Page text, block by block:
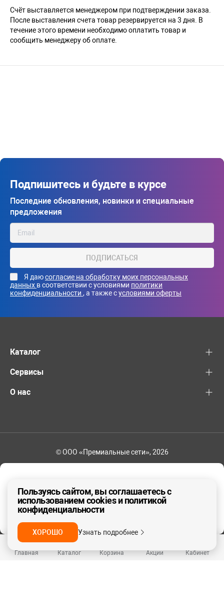
Главная Каталог Корзина Акции Кабинет
ДА, ВЕРНО
Счёт выставляется менеджером при подтверждении заказа.
После выставления счета товар резервируется на 3 дня. В
течение этого времени необходимо оплатить товар и
сообщить менеджеру об оплате.
Подпишитесь и будьте в курсе
Последние обновления, новинки и специальные
предложения
ПОДПИСАТЬСЯ
Я даюсогласие на обработку моих персональных
данных в соответствии с условиями политики
конфиденциальности , а также сусловиями оферты
Каталог
Сервисы
О нас
© ООО «Премиальные сети», 2026
Пользуясь сайтом, вы соглашаетесь с
использованием cookies и политикой
конфиденциальности
ХОРОШО Узнать подробнее